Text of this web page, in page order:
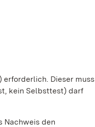
erforderlich. Dieser muss
kein Selbsttest) darf
Nachweis den